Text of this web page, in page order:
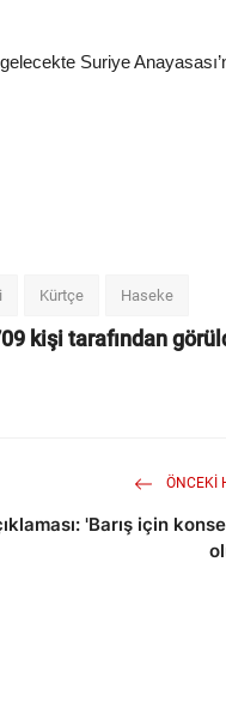
Suriye
Kürtçe Haseke
kişi tarafından
ÖNCEKI
'Barış için